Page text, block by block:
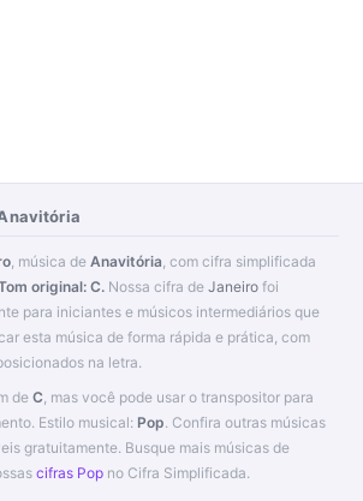
, música de Anavitória , com cifra simplificada
original: C. Nossa cifra de Janeiro foi
para iniciantes e músicos intermediários que
na letra.
de C , mas você pode usar o transpositor para
Estilo musical: Pop. Confira outras músicas
gratuitamente. Busque mais músicas de
cifras Pop no Cifra Simplificada.